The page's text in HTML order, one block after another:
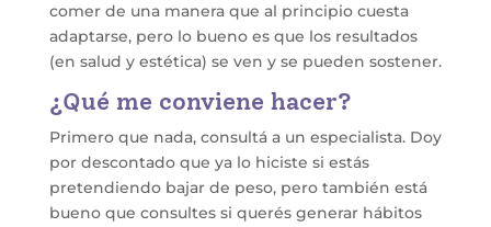
comer de una manera que al principio cuesta
adaptarse, pero lo bueno es que los resultados
(en salud y estética) se ven y se pueden sostener.
¿Qué me conviene hacer?
Primero que nada, consultá a un especialista. Doy
por descontado que ya lo hiciste si estás
pretendiendo bajar de peso, pero también está
bueno que consultes si querés generar hábitos